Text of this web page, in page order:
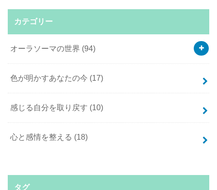
カテゴリー
オーラソーマの世界 (94)
色が明かすあなたの今 (17)
感じる自分を取り戻す (10)
心と感情を整える (18)
タグ